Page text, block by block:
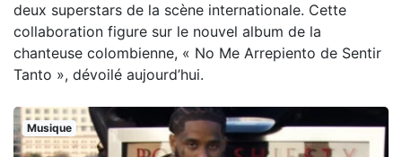
deux superstars de la scène internationale. Cette
collaboration figure sur le nouvel album de la
chanteuse colombienne, « No Me Arrepiento de Sentir
Tanto », dévoilé aujourd’hui.
Musique